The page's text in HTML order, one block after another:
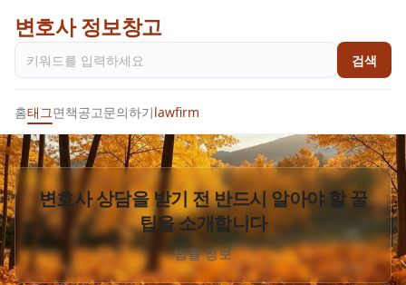
변호사 정보창고
검색
홈태그면책공고문의하기lawfirm
변호사 상담을 받기 전 반드시 알아야 할 꿀
팁을 소개합니다
법률 정보